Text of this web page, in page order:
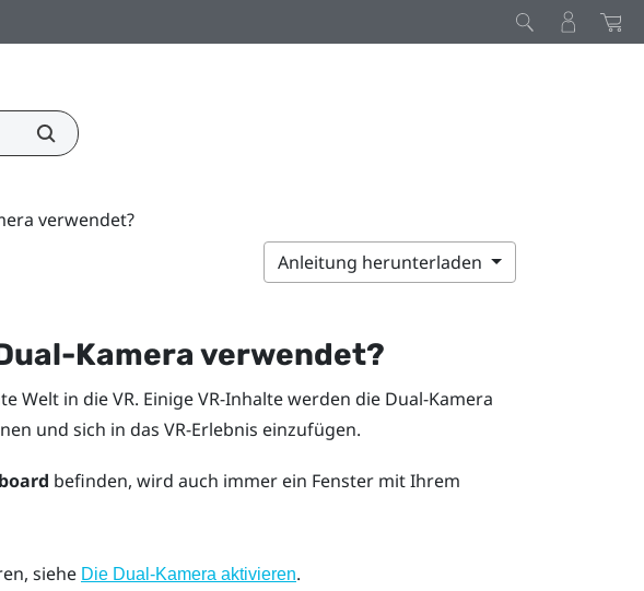
verwendet?
Anleitung herunterladen
Kamera verwendet?
Welt in die VR. Einige VR-Inhalte werden die Dual-Kamera
und sich in das VR-Erlebnis einzufügen.
befinden, wird auch immer ein Fenster mit Ihrem
siehe Die Dual-Kamera aktivieren.